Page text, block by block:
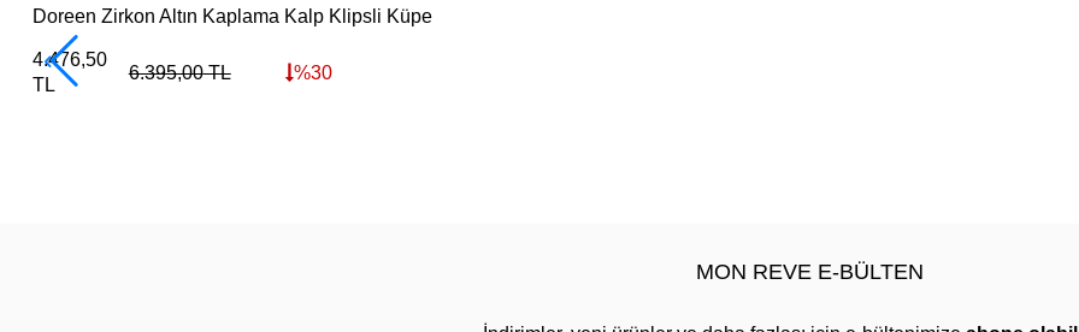
Doreen Zirkon Altın Kaplama Kalp Klipsli Küpe
4.476,50
TL
6.395,00TL %30
MON REVE E-BÜLTEN